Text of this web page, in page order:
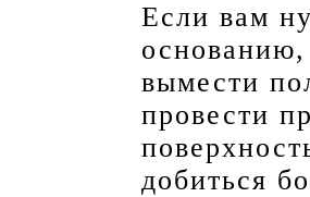
Если вам
основанию,
вымести
провести
добиться